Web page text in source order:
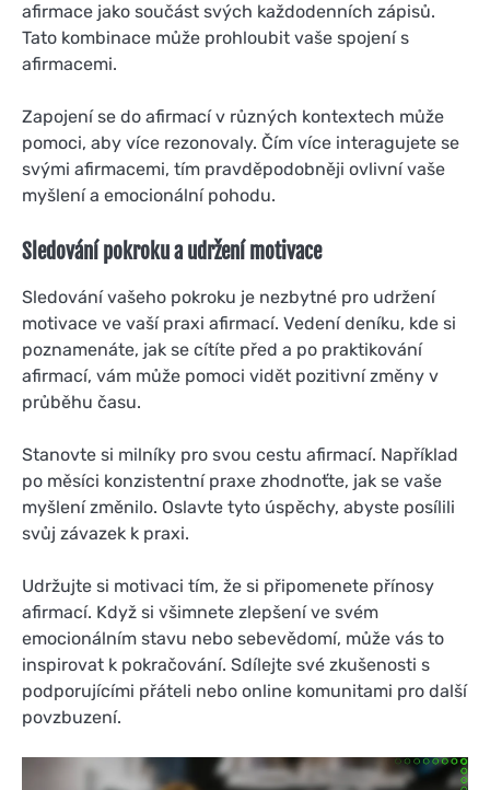
afirmace jako součást svých každodenních zápisů.
Tato kombinace může prohloubit vaše spojení s
afirmacemi.
Zapojení se do afirmací v různých kontextech může
pomoci, aby více rezonovaly. Čím více interagujete se
svými afirmacemi, tím pravděpodobněji ovlivní vaše
myšlení a emocionální pohodu.
Sledování pokroku a udržení motivace
Sledování vašeho pokroku je nezbytné pro udržení
motivace ve vaší praxi afirmací. Vedení deníku, kde si
poznamenáte, jak se cítíte před a po praktikování
afirmací, vám může pomoci vidět pozitivní změny v
průběhu času.
Stanovte si milníky pro svou cestu afirmací. Například
po měsíci konzistentní praxe zhodnoťte, jak se vaše
myšlení změnilo. Oslavte tyto úspěchy, abyste posílili
svůj závazek k praxi.
Udržujte si motivaci tím, že si připomenete přínosy
afirmací. Když si všimnete zlepšení ve svém
emocionálním stavu nebo sebevědomí, může vás to
inspirovat k pokračování. Sdílejte své zkušenosti s
podporujícími přáteli nebo online komunitami pro další
povzbuzení.